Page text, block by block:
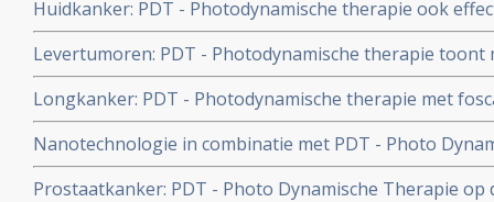
Huidkanker: PDT - Photodynamische therapie ook
waarbij een bacteriële infectie de oorzaak is. Artikel
Levertumoren: PDT - Photodynamische therapie
levermetastases vanuit darmkanker.
Longkanker: PDT - Photodynamische therapie met
mesothelioma, (asbestkanker) aldus fase I studie.
Nanotechnologie in combinatie met PDT - Photo
veelbelovende behandelingstechniek voor kanker
Prostaatkanker: PDT - Photo Dynamische Therapie op